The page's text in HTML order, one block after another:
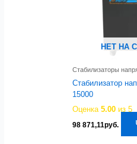
НЕТ НА
Стабилизаторы
Стабилизатор
15000
Оценка5.00 из 5
98 871,11руб.